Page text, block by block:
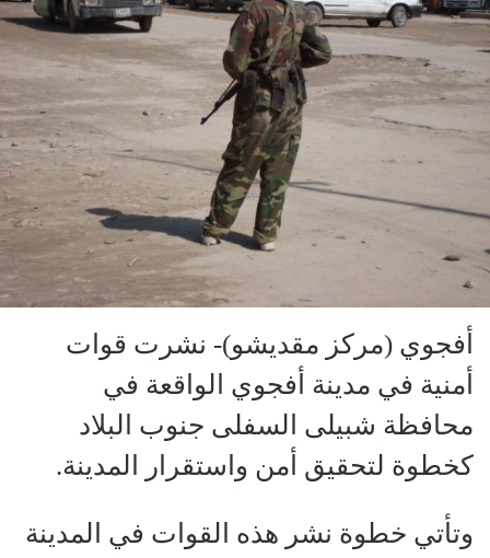
أفجوي (مركز مقديشو)- نشرت قوات
أمنية في مدينة أفجوي الواقعة في
محافظة شبيلى السفلى جنوب البلاد
كخطوة لتحقيق أمن واستقرار المدينة.
وتأتي خطوة نشر هذه القوات في المدينة